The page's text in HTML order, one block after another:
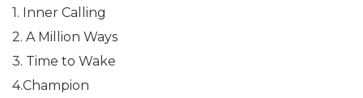
1. Inner Calling
2. A Million Ways
3. Time to Wake
4.Champion